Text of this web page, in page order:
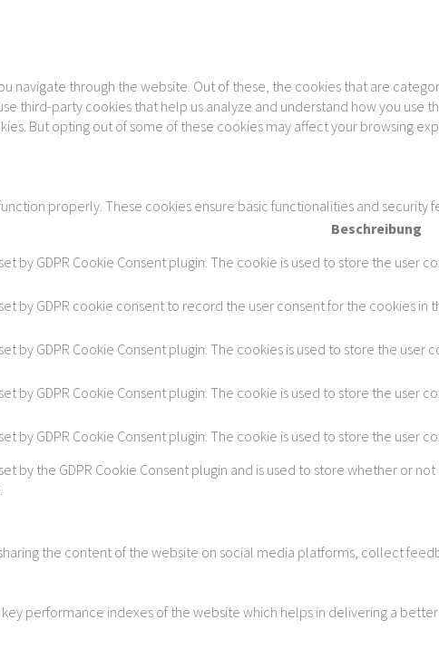
navigate through the website. Out of these, the cookies that are
third-party cookies that help us analyze and understand how you use
But opting out of some of these cookies may affect your browsing
properly. These cookies ensure basic functionalities and security
Beschreibung
by GDPR Cookie Consent plugin. The cookie is used to store the user
by GDPR cookie consent to record the user consent for the cookies in
by GDPR Cookie Consent plugin. The cookies is used to store the user
by GDPR Cookie Consent plugin. The cookie is used to store the user
by GDPR Cookie Consent plugin. The cookie is used to store the user
by the GDPR Cookie Consent plugin and is used to store whether or
the content of the website on social media platforms, collect
performance indexes of the website which helps in delivering a